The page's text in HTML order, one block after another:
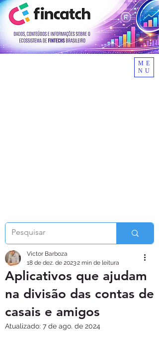
ME
NU
Aplicativos que ajudam
na divisão das contas de
casais e amigos
Victor Barboza
18 de dez. de 20232 min de leitura
Atualizado: 7 de ago. de 2024